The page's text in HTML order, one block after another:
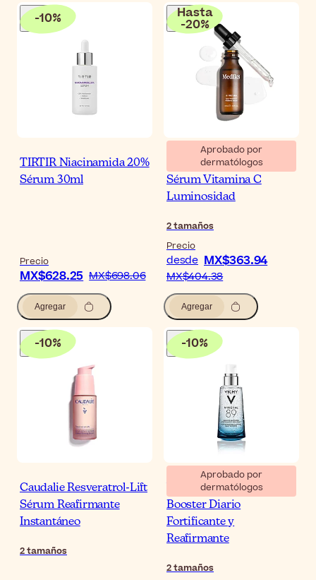
-10%
TIRTIR Niacinamida 20%
Sérum 30ml
Precio
MX$628.25 MX$698.06
Agregar
Hasta
-20%
Aprobado por
dermatólogos
Medik8 C-Tetra Lipid
Sérum Vitamina C
Luminosidad
2tamaños
Precio
desde MX$363.94
MX$404.38
Agregar
-10%
Caudalie Resveratrol-Lift
Sérum Reafirmante
Instantáneo
2tamaños
-10%
Aprobado por
dermatólogos
Vichy Minéral 89
Booster Diario
Fortificante y
Reafirmante
2tamaños